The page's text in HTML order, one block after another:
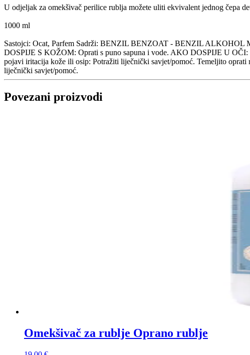
U odjeljak za omekšivač perilice rublja možete uliti ekvivalent jednog čepa
1000 ml
Sastojci: Ocat, Parfem Sadrži: BENZIL BENZOAT - BENZIL ALKOHOL
DOSPIJE S KOŽOM: Oprati s puno sapuna i vode. AKO DOSPIJE U
pojavi iritacija kože ili osip: Potražiti liječnički savjet/pomoć. Temeljito
liječnički savjet/pomoć.
Povezani proizvodi
Omekšivač za rublje Oprano rublje